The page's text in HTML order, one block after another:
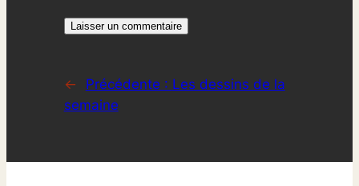
← Précédente : Les dessins de la
semaine